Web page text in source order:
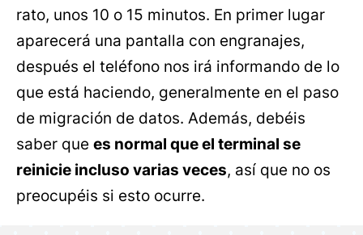
rato, unos 10 o 15 minutos. En primer lugar
aparecerá una pantalla con engranajes,
después el teléfono nos irá informando de lo
que está haciendo, generalmente en el paso
de migración de datos. Además, debéis
saber que es normal que el terminal se
reinicie incluso varias veces, así que no os
preocupéis si esto ocurre.